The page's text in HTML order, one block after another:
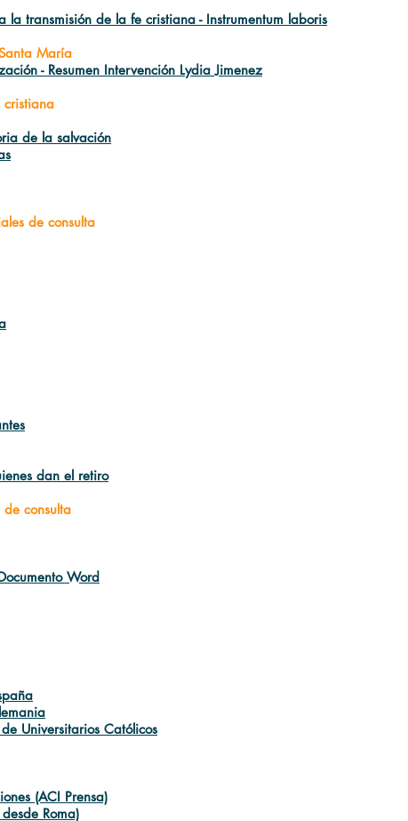
la transmisión de la fe cristiana - Instrumentum laboris
María
- Resumen Intervención Lydia Jimenez
cristiana
de la salvación
de consulta
dan el retiro
de consulta
Word
Universitarios Católicos
(ACI Prensa)
Roma)